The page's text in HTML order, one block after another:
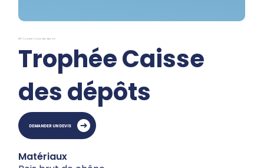
REF: Trophée Caisse des dépôts
Trophée Caisse
des dépôts
DEMANDER UN DEVIS
Matériaux